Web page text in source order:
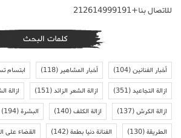
للاتصال بنا+212614999191
كلمات البحث
أخبار الفنانين(104) أخبار المشاهير(118) ابتسام
ازالة التجاعيد(351) ازالة الشعر الزائد(151) ازالة
ازالة الكرش(137) ازالة الكلف(140) البشرة(194)
الطريقة(130) الفنانة دنيا بطمة(142) القضاء على